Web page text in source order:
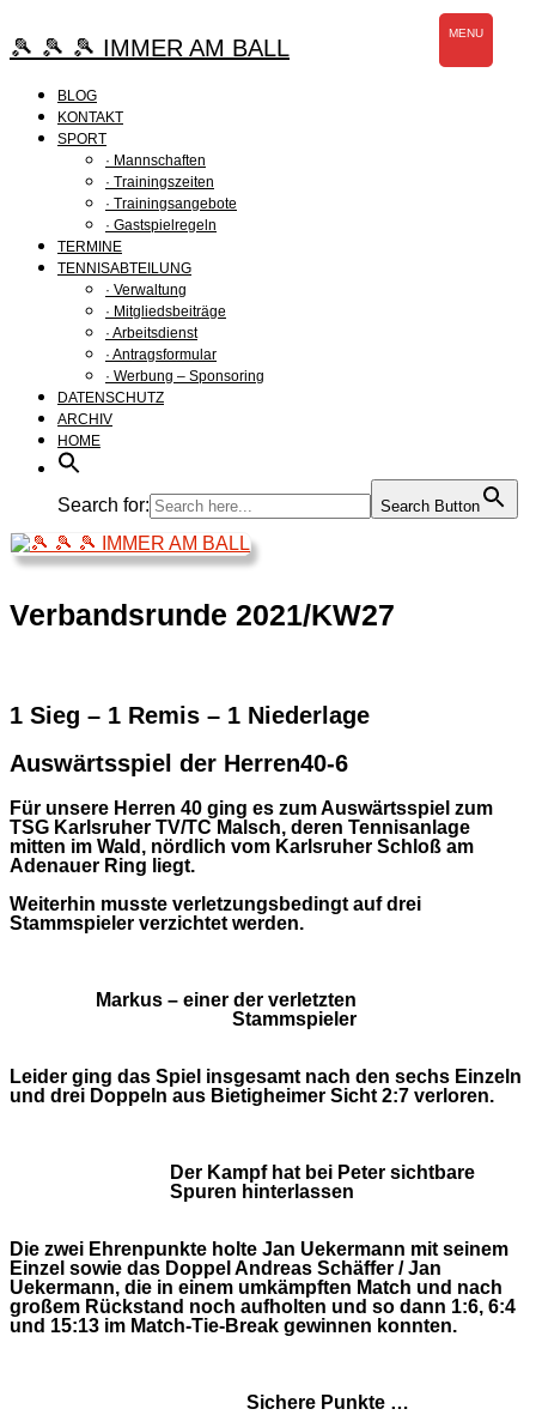
Inhalt
springen
🎾 🎾 🎾 IMMER AM BALL
BLOG
KONTAKT
SPORT
· Mannschaften
· Trainingszeiten
· Trainingsangebote
· Gastspielregeln
TERMINE
TENNISABTEILUNG
· Verwaltung
· Mitgliedsbeiträge
· Arbeitsdienst
· Antragsformular
· Werbung – Sponsoring
DATENSCHUTZ
ARCHIV
HOME
Search for: Search Button
Verbandsrunde 2021/KW27
1 Sieg – 1 Remis – 1 Niederlage
Auswärtsspiel der Herren40-6
Für unsere Herren 40 ging es zum Auswärtsspiel zum
TSG Karlsruher TV/TC Malsch, deren Tennisanlage
mitten im Wald, nördlich vom Karlsruher Schloß am
Adenauer Ring liegt.
Weiterhin musste verletzungsbedingt auf drei
Stammspieler verzichtet werden.
Markus – einer der verletzten
Stammspieler
Leider ging das Spiel insgesamt nach den sechs Einzeln
und drei Doppeln aus Bietigheimer Sicht 2:7 verloren.
Der Kampf hat bei Peter sichtbare
Spuren hinterlassen
Die zwei Ehrenpunkte holte Jan Uekermann mit seinem
Einzel sowie das Doppel Andreas Schäffer / Jan
Uekermann, die in einem umkämpften Match und nach
großem Rückstand noch aufholten und so dann 1:6, 6:4
und 15:13 im Match-Tie-Break gewinnen konnten.
Sichere Punkte …
MENU